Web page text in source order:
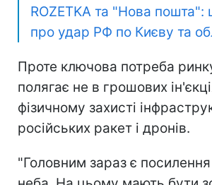
ROZETKA та "Нова пошта":
про удар РФ по Києву та
Проте ключова потреба
полягає не в грошових
фізичному захисті
російських ракет і дронів.
"Головним зараз є